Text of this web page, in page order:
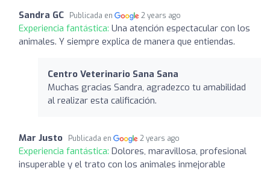
Sandra GC Publicada en 2 years ago
Experiencia fantástica: Una atención espectacular con los
animales. Y siempre explica de manera que entiendas.
Centro Veterinario Sana Sana
Muchas gracias Sandra, agradezco tu amabilidad
al realizar esta calificación.
Mar Justo Publicada en 2 years ago
Experiencia fantástica: Dolores, maravillosa, profesional
insuperable y el trato con los animales inmejorable